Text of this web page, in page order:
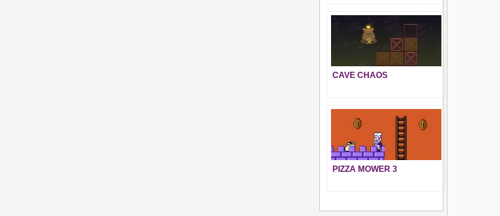
CAVE CHAOS
PIZZA MOWER 3